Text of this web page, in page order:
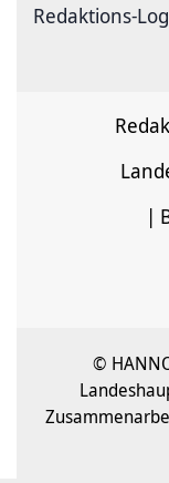
Redaktions-
|
©